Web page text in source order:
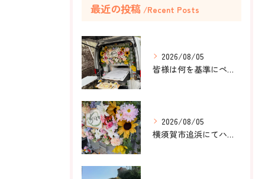
最近の投稿 Recent Posts
2026/08/05
皆様は何を基準にペット葬儀社を選びますか？
2026/08/05
横須賀市追浜にてハムスターのみかんちゃんのペット火葬のお手伝...